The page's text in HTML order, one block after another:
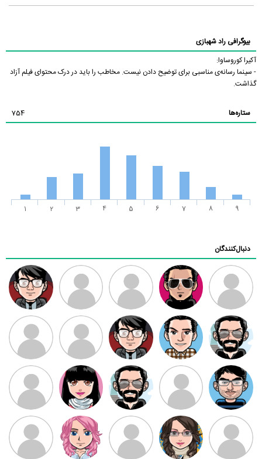
بیوگرافی راد شهبازی
آکیرا کوروساوا:
- سینما رسانه‌ی مناسبی برای توضیح دادن نیست. مخاطب را باید در درک محتوای فیلم آزاد
گذاشت.
ستاره‌ها 754
1 2 3 4 5 6 7 8 9
دنبال‌کنندگان
ممدرضا رضا کاظمی زهرا ~ ابتین
سید محمد
موسوی
مهدی فرهمند مهدی سلطانی داود رضیی
طرفدار میلی
بابی براون
کیوان کیانی
سامان راحمی امیردلتا امیروو ملیکا منتظری عارفه داستانپور